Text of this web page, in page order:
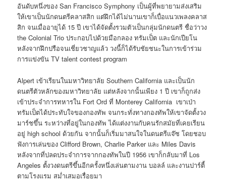
อันดับหนึ่งของ San Francisco Symphony เป็นผู้ที่พยายามส่งเสริม
ให้เขาเป็นนักดนตรีคลาสสิก แต่ฝึกได้ไม่นานเขาก็เบื่อแนวเพลงคลาส
สิก จนเมื่ออายุได้ 15 ปี เขาได้จัดตั้งรวมตัวเป็นกลุ่มนักดนตรี ชื่อว่าวง
the Colonial Trio ประกอบไปด้วยมือกลอง ทรัมเป็ต และนักเปียโน
หลังจากฝึกปรือจนเชี่ยวชาญแล้ว วงนี้ก็ได้รับชัยชนะในการเข้าร่วม
การแข่งขัน TV talent contest program
Alpert เข้าเรียนในมหาวิทยาลัย Southern California และเป็นนัก
ดนตรีตัวหลักของมหาวิทยาลัย แต่หลังจากนั้นเพียง 1 ปี เขาก็ถูกส่ง
เข้าประจำการทหารใน Fort Ord ที่ Monterey California เขาเป่า
ทรัมเป็ตได้ประทับใจของกองทัพ จนกระทั่งทางกองทัพให้เขาจัดตั้งวง
มาร์ชขึ้น ระหว่างที่อยู่ในกองทัพ ได้แต่งงานกับคนรักสมัยที่เคยเรียน
อยู่ high school ด้วยกัน จากนั้นก็เริ่มมาสนใจในดนตรีแจ๊ซ โดยชอบ
ฟังการเล่นของ Clifford Brown, Charlie Parker และ Miles Davis
หลังจากที่ปลดประจำการจากกองทัพในปี 1956 เขาก็กลับมาที่ Los
Angeles ตั้งวงดนตรีขึ้นอีกครั้งหนึ่งเล่นตามงาน บอลล์ และงานปาร์ตี้
ตามโรงแรม สม่ำเสมอเรื่อยมา